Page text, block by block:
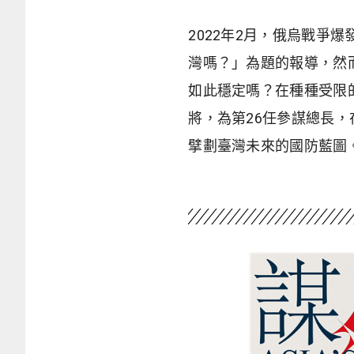
2022年2月，俄烏戰爭爆
灣嗎？」為題的報導，然
如此穩定嗎？在種種受限
將，為第26任參謀總長
擘劃臺灣未來的國防藍圖